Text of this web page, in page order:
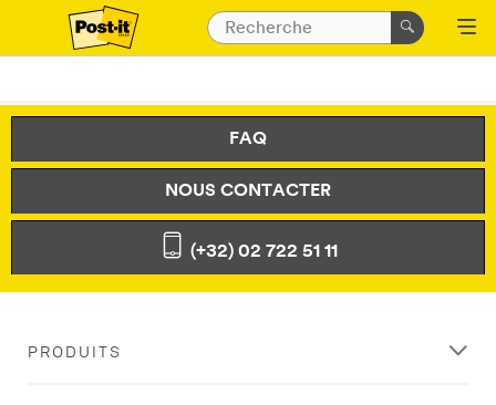
FAQ
NOUS CONTACTER
(+32) 02 722 51 11
PRODUITS